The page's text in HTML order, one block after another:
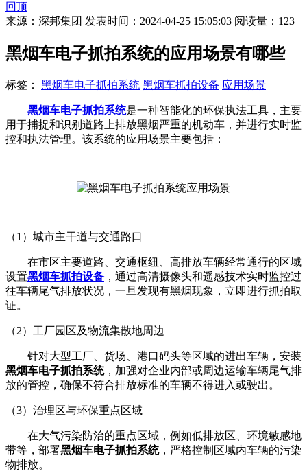
回顶
来源：深邦集团 发表时间：2024-04-25 15:05:03 阅读量：123
黑烟车电子抓拍系统的应用场景有哪些
标签： 黑烟车电子抓拍系统 黑烟车抓拍设备 应用场景
黑烟车电子抓拍系统是一种智能化的环保执法工具，主要
用于捕捉和识别道路上排放黑烟严重的机动车，并进行实时监
控和执法管理。该系统的应用场景主要包括：
（1）城市主干道与交通路口
在市区主要道路、交通枢纽、高排放车辆经常通行的区域
设置黑烟车抓拍设备 ，通过高清摄像头和遥感技术实时监控过
往车辆尾气排放状况，一旦发现有黑烟现象，立即进行抓拍取
证。
（2）工厂园区及物流集散地周边
针对大型工厂、货场、港口码头等区域的进出车辆，安装
黑烟车电子抓拍系统，加强对企业内部或周边运输车辆尾气排
放的管控，确保不符合排放标准的车辆不得进入或驶出。
（3）治理区与环保重点区域
在大气污染防治的重点区域，例如低排放区、环境敏感地
带等，部署黑烟车电子抓拍系统，严格控制区域内车辆的污染
物排放。